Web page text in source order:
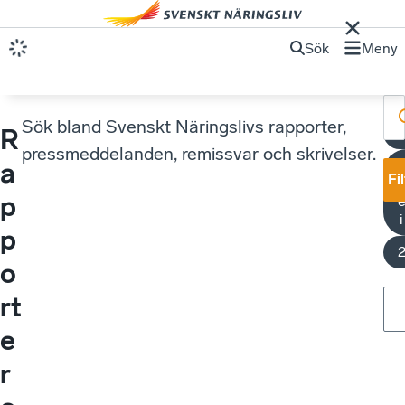
Sök Meny
R
a
p
p
o
rt
e
r
Sök bland Svenskt Näringslivs rapporter,
pressmeddelanden, remissvar och skrivelser.